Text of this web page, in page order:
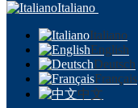
Italiano
Italiano
English
Deutsch
Français
中文